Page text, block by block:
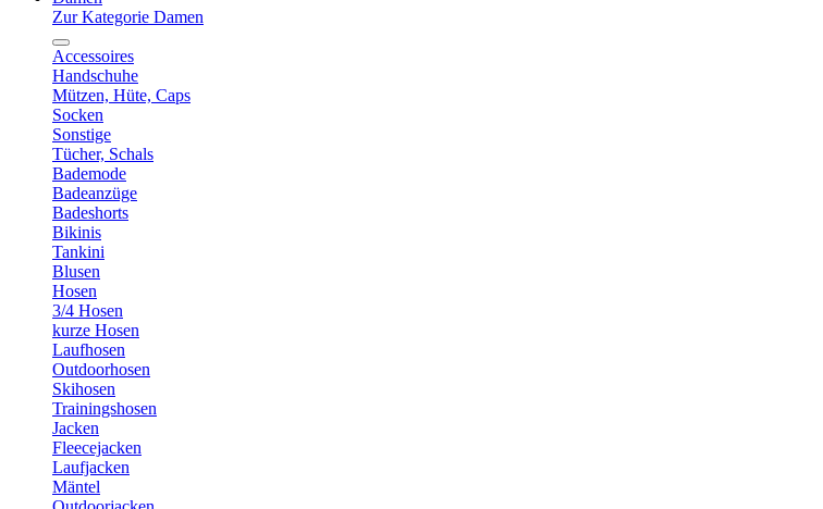
Zur Kategorie Damen
Accessoires
Handschuhe
Mützen, Hüte, Caps
Socken
Sonstige
Tücher, Schals
Bademode
Badeanzüge
Badeshorts
Bikinis
Tankini
Blusen
Hosen
3/4 Hosen
kurze Hosen
Laufhosen
Outdoorhosen
Skihosen
Trainingshosen
Jacken
Fleecejacken
Laufjacken
Mäntel